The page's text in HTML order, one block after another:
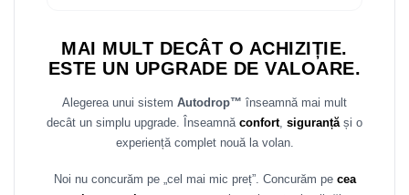
Rame adaptoare Citroen
Rame adaptoare Mazda
Rame adaptoare Kia
MAI MULT DECÂT O ACHIZIȚIE.
ESTE UN UPGRADE DE VALOARE.
Alegerea unui sistem Autodrop™ înseamnă mai mult
decât un simplu upgrade. Înseamnă confort, siguranțăși o
experiență complet nouă la volan.
Noi nu concurăm pe „cel mai mic preț”. Concurăm pe cea